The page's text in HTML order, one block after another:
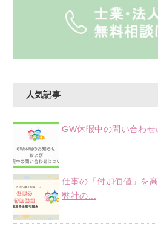
人気記事
GW休暇中の問い合わせ
仕事の「付加価値」を
弊社の...